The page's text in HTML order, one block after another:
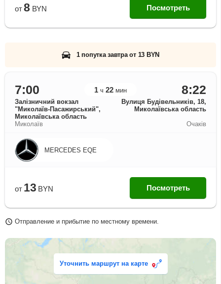
от 8 BYN Посмотреть
1 попутка завтра от 13 BYN
7:00 1 ч 22 мин 8:22
Залізничний вокзал
"Миколаїв-Пасажирський",
Миколаївська область
Вулиця Будівельників, 18,
Миколаївська область
Миколаїв
Очаків
MERCEDES EQE
от 13 BYN Посмотреть
Отправление и прибытие по местному времени.
Уточнить маршрут на карте